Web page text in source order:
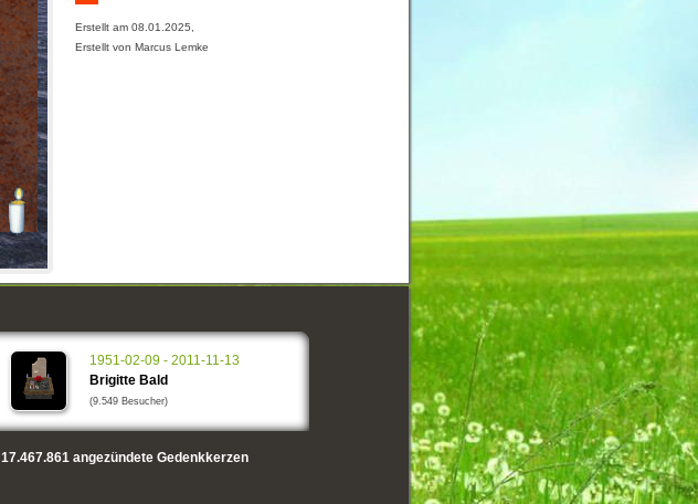
Erstellt am 08.01.2025,
Erstellt von Marcus Lemke
1951-02-09 - 2011-11-13
Brigitte Bald
(9.549 Besucher)
17.467.861angezündete Gedenkkerzen